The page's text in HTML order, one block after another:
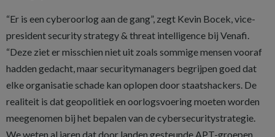
“Er is een cyberoorlog aan de gang”, zegt Kevin Bocek, vice-
president security strategy & threat intelligence bij Venafi.
“Deze ziet er misschien niet uit zoals sommige mensen vooraf
hadden gedacht, maar securitymanagers begrijpen goed dat
elke organisatie schade kan oplopen door staatshackers. De
realiteit is dat geopolitiek en oorlogsvoering moeten worden
meegenomen bij het bepalen van de cybersecuritystrategie.
We weten al jaren dat door landen gesteunde APT-groepen